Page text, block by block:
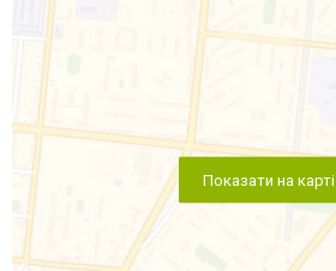
Показати на карті